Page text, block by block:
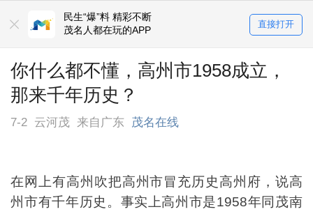
民生“爆”料 精彩不断
茂名人都在玩的APP
直接打开
你什么都不懂，高州市1958成立，
那来千年历史？
7-2 云河茂 来自广东 茂名在线
在网上有高州吹把高州市冒充历史高州府，说高
州市有千年历史。事实上高州市是1958年同茂南